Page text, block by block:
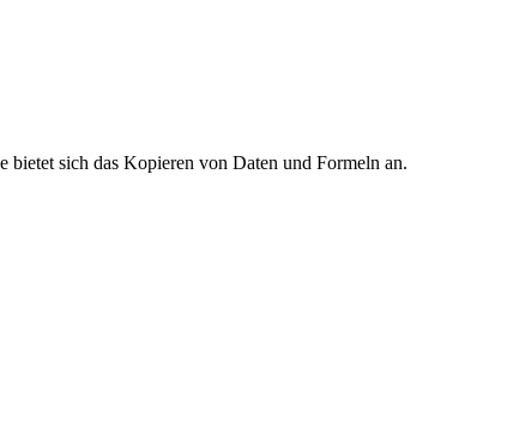
sich das Kopieren von Daten und Formeln an.